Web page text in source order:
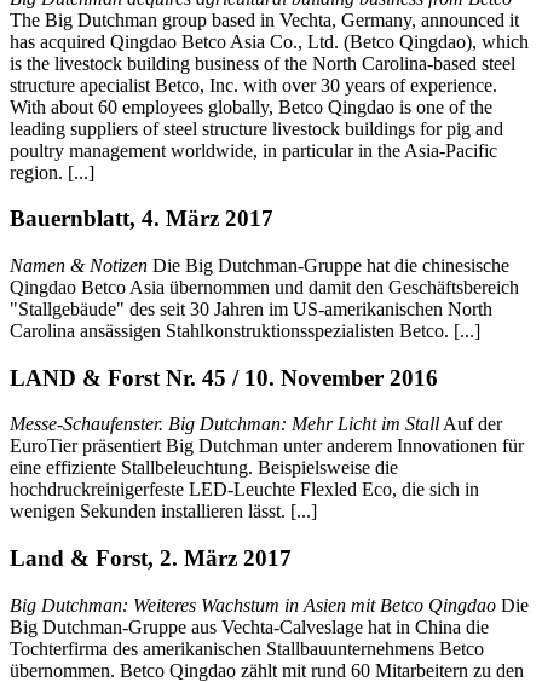
The Big Dutchman group based in Vechta, Germany, announced it
has acquired Qingdao Betco Asia Co., Ltd. (Betco Qingdao), which
is the livestock building business of the North Carolina-based steel
structure apecialist Betco, Inc. with over 30 years of experience.
With about 60 employees globally, Betco Qingdao is one of the
leading suppliers of steel structure livestock buildings for pig and
poultry management worldwide, in particular in the Asia-Pacific
region. [...]
Bauernblatt, 4. März 2017
Namen & Notizen Die Big Dutchman-Gruppe hat die chinesische
Qingdao Betco Asia übernommen und damit den Geschäftsbereich
"Stallgebäude" des seit 30 Jahren im US-amerikanischen North
Carolina ansässigen Stahlkonstruktionsspezialisten Betco. [...]
LAND & Forst Nr. 45 / 10. November 2016
Messe-Schaufenster. Big Dutchman: Mehr Licht im StallAuf der
EuroTier präsentiert Big Dutchman unter anderem Innovationen für
eine effiziente Stallbeleuchtung. Beispielsweise die
hochdruckreinigerfeste LED-Leuchte Flexled Eco, die sich in
wenigen Sekunden installieren lässt. [...]
Land & Forst, 2. März 2017
Big Dutchman: Weiteres Wachstum in Asien mit Betco Qingdao Die
Big Dutchman-Gruppe aus Vechta-Calveslage hat in China die
Tochterfirma des amerikanischen Stallbauunternehmens Betco
übernommen. Betco Qingdao zählt mit rund 60 Mitarbeitern zu den